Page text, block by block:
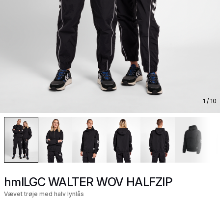
1 / 10
hmlLGC WALTER WOV HALFZIP
Vævet trøje med halv lynlås